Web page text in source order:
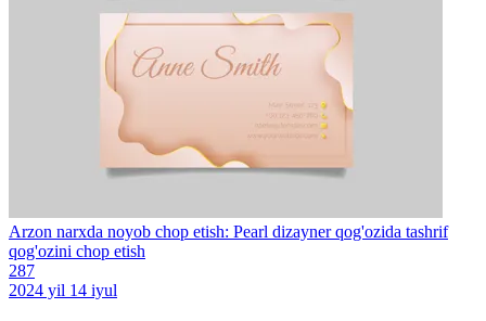
Arzon narxda noyob chop etish: Pearl dizayner qog'ozida tashrif
qog'ozini chop etish
287
2024 yil 14 iyul